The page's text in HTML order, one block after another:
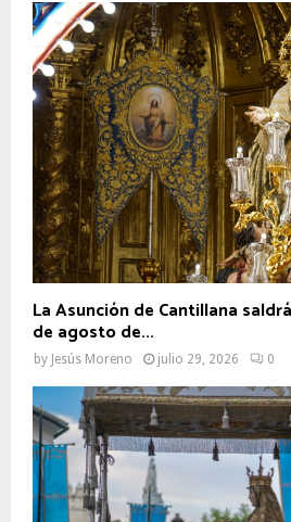
La Asunción de Cantillana
de agosto de...
by Jesús Moreno julio 29, 2026 0